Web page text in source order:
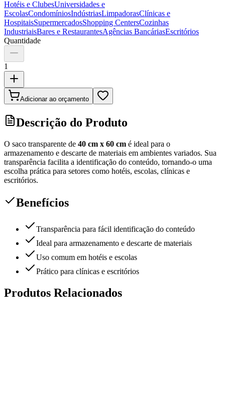
Hotéis e ClubesUniversidades e
EscolasCondomíniosIndústriasLimpadorasClínicas e
HospitaisSupermercadosShopping CentersCozinhas
IndustriaisBares e RestaurantesAgências BancáriasEscritórios
Quantidade
1
Adicionar ao orçamento
Descrição do Produto
O saco transparente de 40 cm x 60 cm é ideal para o
armazenamento e descarte de materiais em ambientes variados. Sua
transparência facilita a identificação do conteúdo, tornando-o uma
escolha prática para setores como hotéis, escolas, clínicas e
escritórios.
Benefícios
Transparência para fácil identificação do conteúdo
Ideal para armazenamento e descarte de materiais
Uso comum em hotéis e escolas
Prático para clínicas e escritórios
Produtos Relacionados